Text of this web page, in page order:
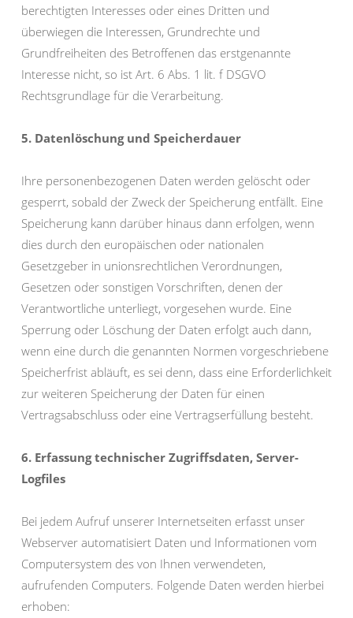
berechtigten Interesses oder eines Dritten und
überwiegen die Interessen, Grundrechte und
Grundfreiheiten des Betroffenen das erstgenannte
Interesse nicht, so ist Art. 6 Abs. 1 lit. f DSGVO
Rechtsgrundlage für die Verarbeitung.
5. Datenlöschung und Speicherdauer
Ihre personenbezogenen Daten werden gelöscht oder
gesperrt, sobald der Zweck der Speicherung entfällt. Eine
Speicherung kann darüber hinaus dann erfolgen, wenn
dies durch den europäischen oder nationalen
Gesetzgeber in unionsrechtlichen Verordnungen,
Gesetzen oder sonstigen Vorschriften, denen der
Verantwortliche unterliegt, vorgesehen wurde. Eine
Sperrung oder Löschung der Daten erfolgt auch dann,
wenn eine durch die genannten Normen vorgeschriebene
Speicherfrist abläuft, es sei denn, dass eine Erforderlichkeit
zur weiteren Speicherung der Daten für einen
Vertragsabschluss oder eine Vertragserfüllung besteht.
6. Erfassung technischer Zugriffsdaten, Server-
Logfiles
Bei jedem Aufruf unserer Internetseiten erfasst unser
Webserver automatisiert Daten und Informationen vom
Computersystem des von Ihnen verwendeten,
aufrufenden Computers. Folgende Daten werden hierbei
erhoben: